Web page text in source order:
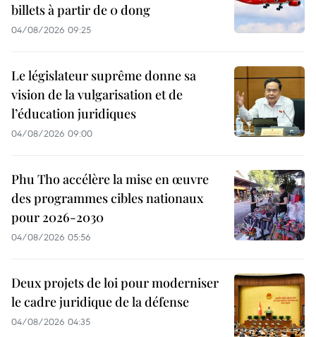
billets à partir de 0 dong
04/08/2026 09:25
Le législateur suprême donne sa
vision de la vulgarisation et de
l’éducation juridiques
04/08/2026 09:00
Phu Tho accélère la mise en œuvre
des programmes cibles nationaux
pour 2026-2030
04/08/2026 05:56
Deux projets de loi pour moderniser
le cadre juridique de la défense
04/08/2026 04:35